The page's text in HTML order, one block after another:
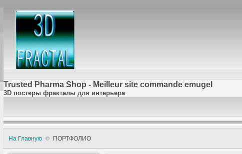
Trusted Pharma Shop - Meilleur site commande emugel
3D постеры фракталы для интерьера
На Главную ПОРТФОЛИО